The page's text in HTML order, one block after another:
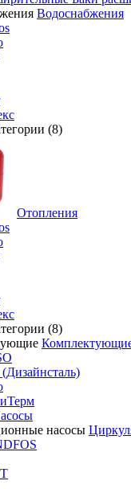
Водоснабжения
(8)
Отопления
(8)